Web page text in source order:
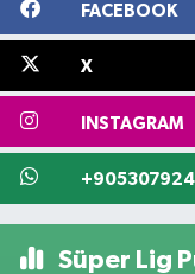
FACEBOOK
X
INSTAGRAM
Süper Lig